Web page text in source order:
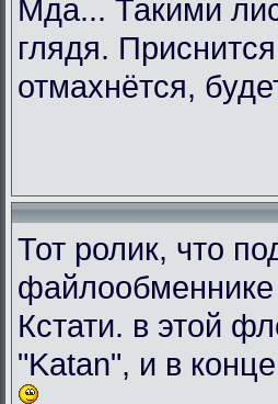
Мда... Такими
глядя.
отмахнётся,
Тот ролик, что
файлообменнике
Кстати. в этой
"Katan", и в